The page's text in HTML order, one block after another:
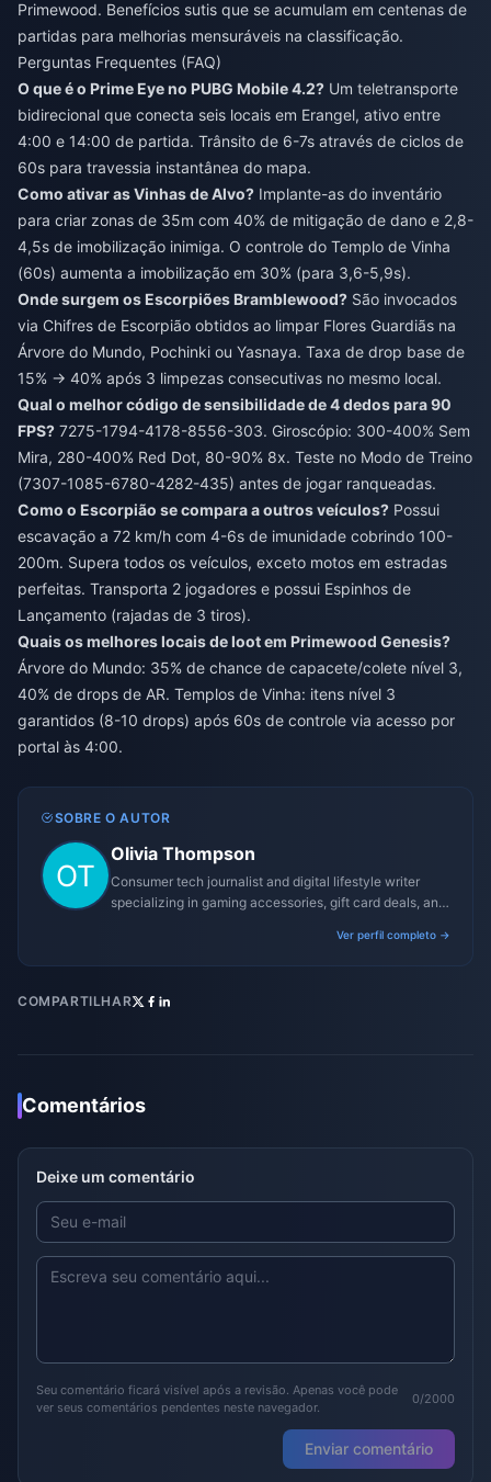
Primewood. Benefícios sutis que se acumulam em centenas de
partidas para melhorias mensuráveis na classificação.
Perguntas Frequentes (FAQ)
O que é o Prime Eye no PUBG Mobile 4.2? Um teletransporte
bidirecional que conecta seis locais em Erangel, ativo entre
4:00 e 14:00 de partida. Trânsito de 6-7s através de ciclos de
60s para travessia instantânea do mapa.
Como ativar as Vinhas de Alvo? Implante-as do inventário
para criar zonas de 35m com 40% de mitigação de dano e 2,8-
4,5s de imobilização inimiga. O controle do Templo de Vinha
(60s) aumenta a imobilização em 30% (para 3,6-5,9s).
Onde surgem os Escorpiões Bramblewood? São invocados
via Chifres de Escorpião obtidos ao limpar Flores Guardiãs na
Árvore do Mundo, Pochinki ou Yasnaya. Taxa de drop base de
15% → 40% após 3 limpezas consecutivas no mesmo local.
Qual o melhor código de sensibilidade de 4 dedos para 90
FPS? 7275-1794-4178-8556-303. Giroscópio: 300-400% Sem
Mira, 280-400% Red Dot, 80-90% 8x. Teste no Modo de Treino
(7307-1085-6780-4282-435) antes de jogar ranqueadas.
Como o Escorpião se compara a outros veículos? Possui
escavação a 72 km/h com 4-6s de imunidade cobrindo 100-
200m. Supera todos os veículos, exceto motos em estradas
perfeitas. Transporta 2 jogadores e possui Espinhos de
Lançamento (rajadas de 3 tiros).
Quais os melhores locais de loot em Primewood Genesis?
Árvore do Mundo: 35% de chance de capacete/colete nível 3,
40% de drops de AR. Templos de Vinha: itens nível 3
garantidos (8-10 drops) após 60s de controle via acesso por
portal às 4:00.
SOBRE O AUTOR
Olivia Thompson
Consumer tech journalist and digital lifestyle writer
specializing in gaming accessories, gift card deals, and
Ver perfil completo →
COMPARTILHAR
Comentários
Deixe um comentário
Seu comentário ficará visível após a revisão. Apenas você pode
ver seus comentários pendentes neste navegador.
0/2000
Enviar comentário